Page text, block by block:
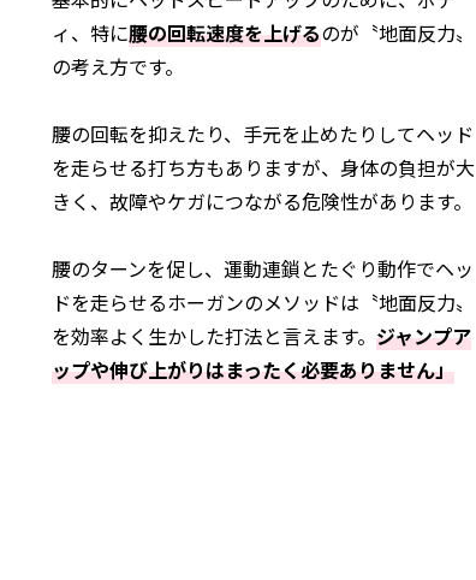
ィ、特に腰の回転速度を上げるのが〝地面反力〟
の考え方です。
腰の回転を抑えたり、手元を止めたりしてヘッド
を走らせる打ち方もありますが、身体の負担が大
きく、故障やケガにつながる危険性があります。
腰のターンを促し、運動連鎖とたぐり動作でヘッ
ドを走らせるホーガンのメソッドは〝地面反力〟
を効率よく生かした打法と言えます。 ジャンプア
ップや伸び上がりはまったく必要ありません」